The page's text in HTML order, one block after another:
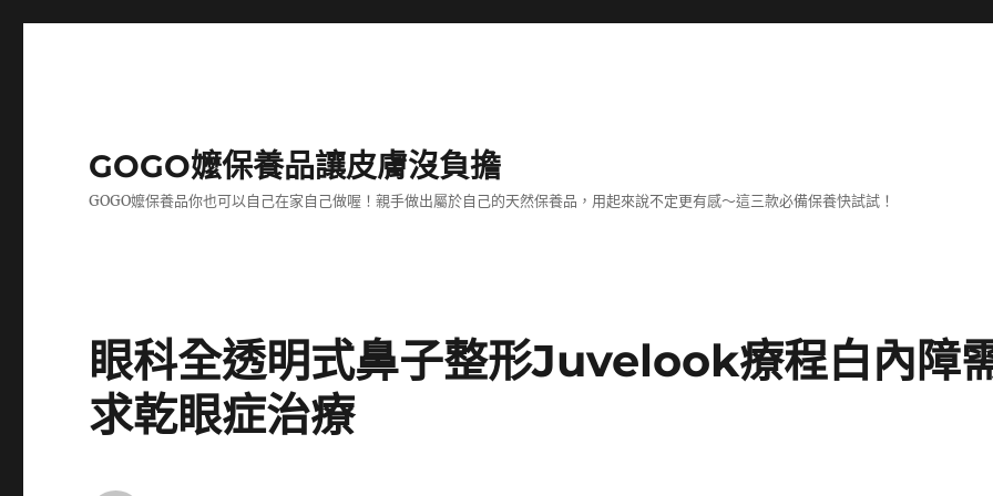
GOGO嬤保養品讓皮膚沒負擔
GOGO嬤保養品你也可以自己在家自己做喔！親手做出屬於自己的天然保養品，用起來說不定更有感～這三款必備保養快試試！
眼科全透明式鼻子整形Juvelook療程白內障
求乾眼症治療